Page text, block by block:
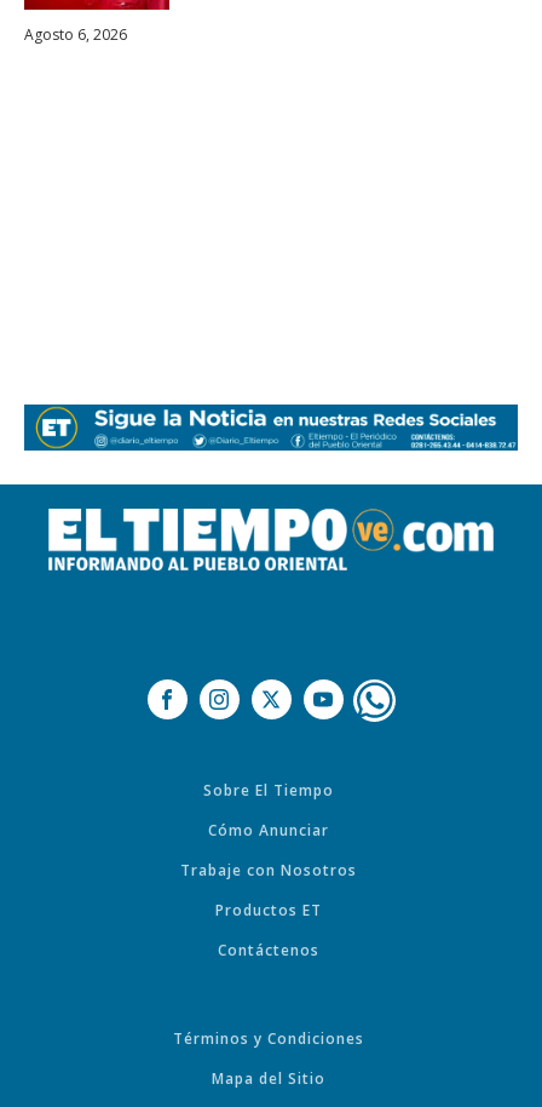
Agosto 6, 2026
Sobre El Tiempo
Cómo Anunciar
Trabaje con Nosotros
Productos ET
Contáctenos
Términos y Condiciones
Mapa del Sitio